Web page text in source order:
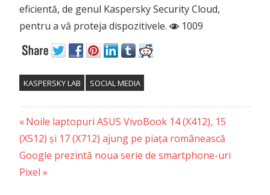
eficientă, de genul Kaspersky Security Cloud,
pentru a vă proteja dispozitivele.
1009
KASPERSKY LAB SOCIAL MEDIA
Post
navigation
Previous
Post:
Noile laptopuri ASUS VivoBook 14 (X412), 15
(X512) și 17 (X712) ajung pe piața românească
Next
Post:
Google prezintă noua serie de smartphone-uri
Pixel